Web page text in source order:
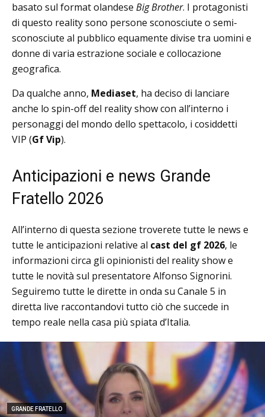
basato sul format olandese Big Brother. I protagonisti
di questo reality sono persone sconosciute o semi-
sconosciute al pubblico equamente divise tra uomini e
donne di varia estrazione sociale e collocazione
geografica.
Da qualche anno, Mediaset, ha deciso di lanciare
anche lo spin-off del reality show con all’interno i
personaggi del mondo dello spettacolo, i cosiddetti
VIP (Gf Vip).
Anticipazioni e news Grande
Fratello 2026
All’interno di questa sezione troverete tutte le news e
tutte le anticipazioni relative al cast del gf 2026, le
informazioni circa gli opinionisti del reality show e
tutte le novità sul presentatore Alfonso Signorini.
Seguiremo tutte le dirette in onda su Canale 5 in
diretta live raccontandovi tutto ciò che succede in
tempo reale nella casa più spiata d’Italia.
GRANDE FRATELLO